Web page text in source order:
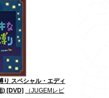
り スペシャル・エディ
) [DVD]
（JUGEMレビ